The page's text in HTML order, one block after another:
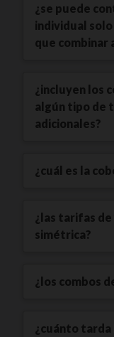
¿se puede
individual
que combinar
¿incluyen los
algún tipo de
adicionales?
¿cuál es la
¿las tarifas
simétrica?
¿los combos
¿cuánto